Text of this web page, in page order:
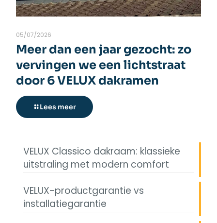
05/07/2026
Meer dan een jaar gezocht: zo
vervingen we een lichtstraat
door 6 VELUX dakramen
Lees meer
VELUX Classico dakraam: klassieke
uitstraling met modern comfort
VELUX-productgarantie vs
installatiegarantie